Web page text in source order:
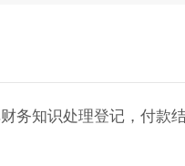
务知识处理登记，付款